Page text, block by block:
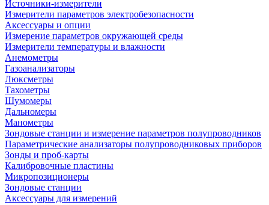
Источники-измерители
Измерители параметров электробезопасности
Аксессуары и опции
Измерение параметров окружающей среды
Измерители температуры и влажности
Анемометры
Газоанализаторы
Люксметры
Тахометры
Шумомеры
Дальномеры
Манометры
Зондовые станции и измерение параметров полупроводников
Параметрические анализаторы полупроводниковых приборов
Зонды и проб-карты
Калибровочные пластины
Микропозиционеры
Зондовые станции
Аксессуары для измерений